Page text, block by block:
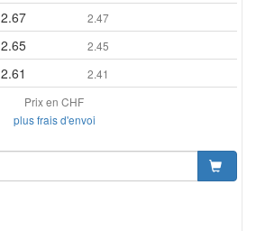
2.67 2.47
2.65 2.45
2.61
2.41
Prix en CHF
plus frais d'envoi